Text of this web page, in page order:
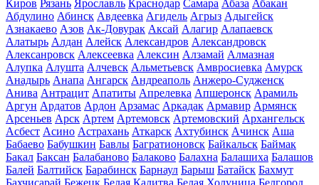
Киров Рязань Ярославль Краснодар Самара Абаза Абакан
Абдулино Абинск Авдеевка Агидель Агрыз Адыгейск
Азнакаево Азов Ак-Довурак Аксай Алагир Алапаевск
Алатырь Алдан Алейск Александров Александровск
Алексанровск Алексеевка Алексин Алзамай Алмазная
Алупка Алушта Алчевск Альметьевск Амвросиевка Амурск
Анадырь Анапа Ангарск Андреаполь Анжеро-Судженск
Анива Антрацит Апатиты Апрелевка Апшеронск Арамиль
Аргун Ардатов Ардон Арзамас Аркадак Армавир Армянск
Арсеньев Арск Артем Артемовск Артемовский Архангельск
Асбест Асино Астрахань Аткарск Ахтубинск Ачинск Аша
Бабаево Бабушкин Бавлы Багратионовск Байкальск Баймак
Бакал Баксан Балабаново Балаково Балахна Балашиха Балашов
Балей Балтийск Барабинск Барнаул Барыш Батайск Бахмут
Бахчисарай Бежецк Белая Калитва Белая Холуница Белгород